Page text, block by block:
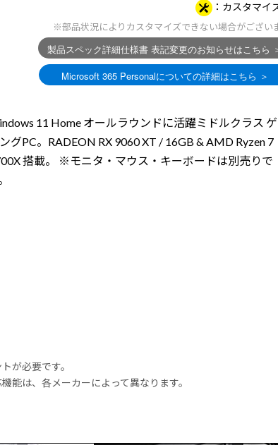
カスタマイ
※部品状況によりカスタマイズできない場合がござい
11 Home オールラウンドに活躍ミドルクラス
グPC。RADEON RX 9060 XT / 16GB & AMD Ryzen 7
搭載。 ※モニタ・マウス・キーボードは別売りで
が必要です。
は、各メーカーによって異なります。